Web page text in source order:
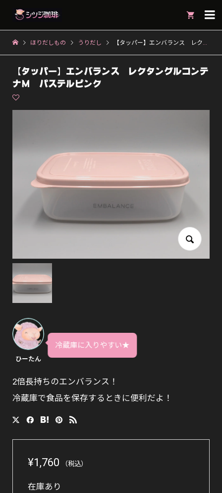

ほりだしもの うりだし 【タッパー】エンバランス レクタングルコンテナM パステルピンク
【タッパー】エンバランス レクタングルコンテ
ナM パステルピンク
ひーたん
冷蔵庫に入りやすい★
2倍長持ちのエンバランス！
冷蔵庫で食品を保存するときに便利だよ！
¥1,760 （税込）
在庫あり